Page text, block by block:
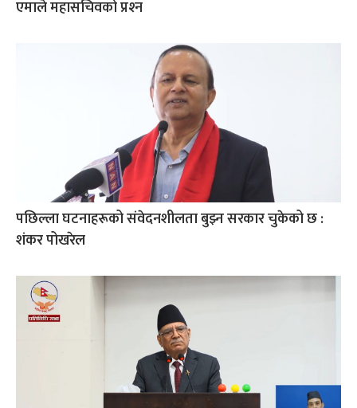
एमाले महासचिवको प्रश्‍न
पछिल्ला घटनाहरूको संवेदनशीलता बुझ्न सरकार चुकेको छ :
शंकर पोखरेल